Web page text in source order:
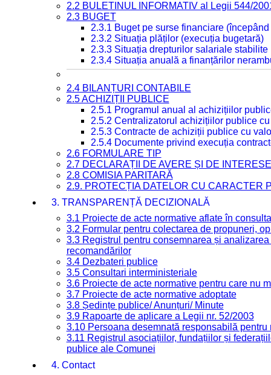
2.2 BULETINUL INFORMATIV al Legii 544/
2.3 BUGET
2.3.1 Buget pe surse financiare
2.3.2 Situația plăților (execuția bugetară)
2.3.3 Situația drepturilor salariale
2.3.4 Situația anuală a finanțărilor
2.4 BILANȚURI CONTABILE
2.5 ACHIZIȚII PUBLICE
2.5.1 Programul anual al achizițiilor
2.5.2 Centralizatorul achizițiilor publice
2.5.3 Contracte de achiziții publice cu
2.5.4 Documente privind execuția
2.6 FORMULARE TIP
2.7 DECLARAȚII DE AVERE ȘI DE INTERESE
2.8 COMISIA PARITARĂ
2.9. PROTECȚIA DATELOR CU CARACTER
3. TRANSPARENȚĂ DECIZIONALĂ
3.1 Proiecte de acte normative aflate în
3.2 Formular pentru colectarea de propuneri,
3.3 Registrul pentru consemnarea și
recomandărilor
3.4 Dezbateri publice
3.5 Consultari interministeriale
3.6 Proiecte de acte normative pentru care nu
3.7 Proiecte de acte normative adoptate
3.8 Ședințe publice/ Anunțuri/ Minute
3.9 Rapoarte de aplicare a Legii nr. 52/2003
3.10 Persoana desemnată responsabilă
3.11 Registrul asociațiilor, fundațiilor și
publice ale Comunei
4. Contact